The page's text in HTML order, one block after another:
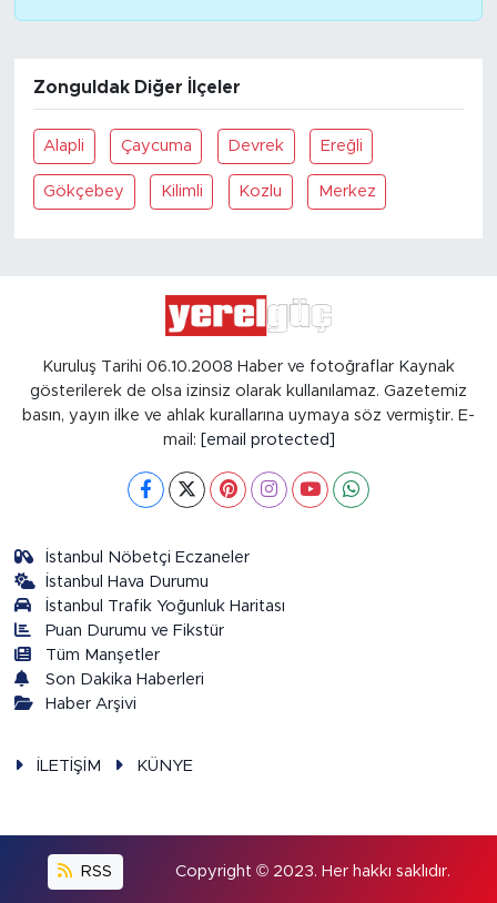
Zonguldak Diğer İlçeler
Alapli Çaycuma Devrek Ereğli
Gökçebey Kilimli Kozlu Merkez
Kuruluş Tarihi 06.10.2008 Haber ve fotoğraflar Kaynak
gösterilerek de olsa izinsiz olarak kullanılamaz. Gazetemiz
basın, yayın ilke ve ahlak kurallarına uymaya söz vermiştir. E-
mail: [email protected]
İstanbul Nöbetçi Eczaneler
İstanbul Hava Durumu
İstanbul Trafik Yoğunluk Haritası
Puan Durumu ve Fikstür
Tüm Manşetler
Son Dakika Haberleri
Haber Arşivi
İLETİŞİM KÜNYE
RSS Copyright © 2023. Her hakkı saklıdır.